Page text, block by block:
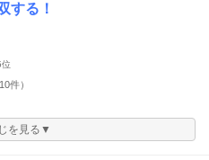
する！
位
10件）
を見る▼